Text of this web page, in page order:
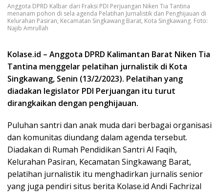
Anggota DPRD Kalbar dari Fraksi PDI Perjuangan Niken Tia Tantina
menanam pohon di sela agenda Pelatihan Jurnalistik dan Penghijauan di
Kelurahan Pasiran, Kecamatan Singkawang Barat, Kota Singkawang. Foto:
Najib Amrullah
Kolase.id – Anggota DPRD Kalimantan Barat Niken Tia
Tantina menggelar pelatihan jurnalistik di Kota
Singkawang, Senin (13/2/2023). Pelatihan yang
diadakan legislator PDI Perjuangan itu turut
dirangkaikan dengan penghijauan.
Puluhan santri dan anak muda dari berbagai organisasi
dan komunitas diundang dalam agenda tersebut.
Diadakan di Rumah Pendidikan Santri Al Faqih,
Kelurahan Pasiran, Kecamatan Singkawang Barat,
pelatihan jurnalistik itu menghadirkan jurnalis senior
yang juga pendiri situs berita Kolase.id Andi Fachrizal